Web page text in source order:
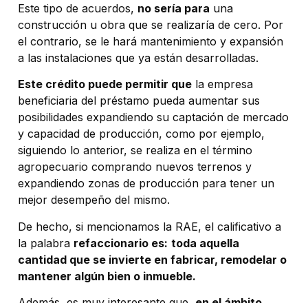
Este tipo de acuerdos, no sería para una
construcción u obra que se realizaría de cero. Por
el contrario, se le hará mantenimiento y expansión
a las instalaciones que ya están desarrolladas.
Este crédito puede permitir que la empresa
beneficiaria del préstamo pueda aumentar sus
posibilidades expandiendo su captación de mercado
y capacidad de producción, como por ejemplo,
siguiendo lo anterior, se realiza en el término
agropecuario comprando nuevos terrenos y
expandiendo zonas de producción para tener un
mejor desempeño del mismo.
De hecho, si mencionamos la RAE, el calificativo a
la palabra refaccionario es: toda aquella
cantidad que se invierte en fabricar, remodelar o
mantener algún bien o inmueble.